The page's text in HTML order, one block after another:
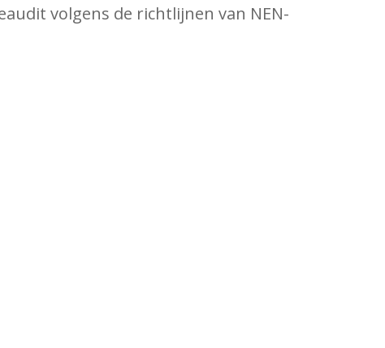
volgens de richtlijnen van NEN-